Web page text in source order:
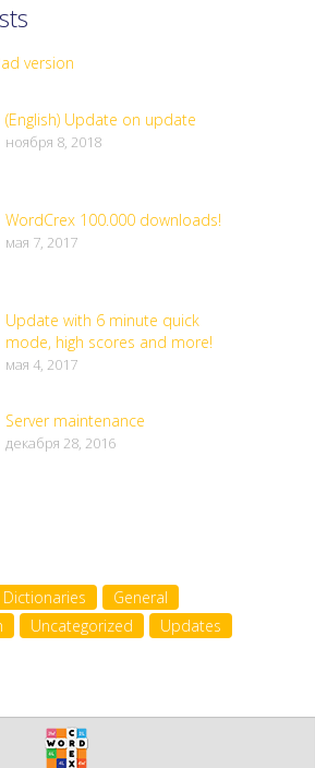
version
(English) Update on update
ноября 8, 2018
WordCrex 100.000 downloads!
мая 7, 2017
Update with 6 minute quick
mode, high scores and more!
мая 4, 2017
Server maintenance
декабря 28, 2016
Dictionaries
General
Uncategorized Updates